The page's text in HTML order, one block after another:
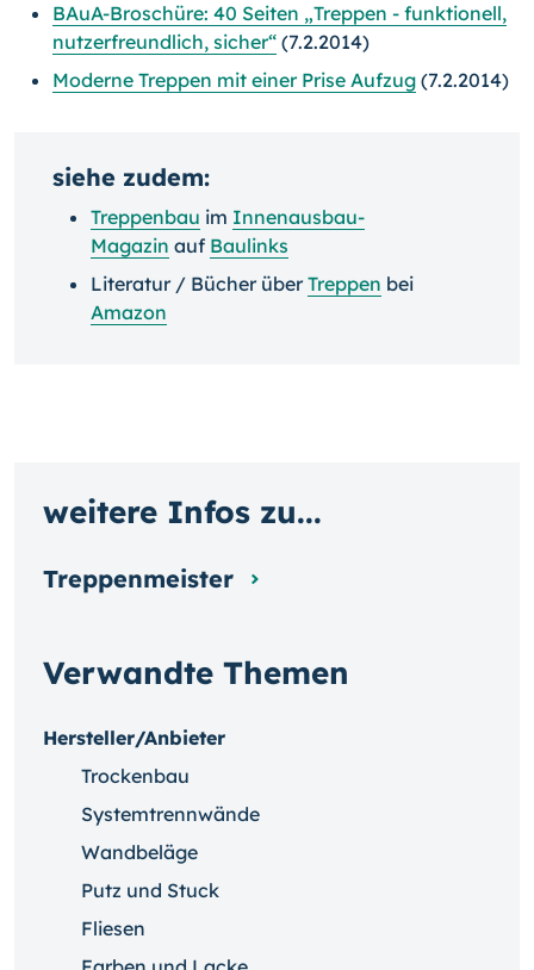
BAuA-Broschüre: 40 Seiten „Treppen - funktionell,
nutzerfreundlich, sicher“ (7.2.2014)
Moderne Treppen mit einer Prise Aufzug (7.2.2014)
siehe zudem:
Treppenbau im Innenausbau-
Magazin auf Baulinks
Literatur / Bücher überTreppen bei
Amazon
Verwandte Themen
Hersteller/Anbieter
Trockenbau
Systemtrennwände
Wandbeläge
Putz und Stuck
Fliesen
weitere Infos zu...
Treppenmeister